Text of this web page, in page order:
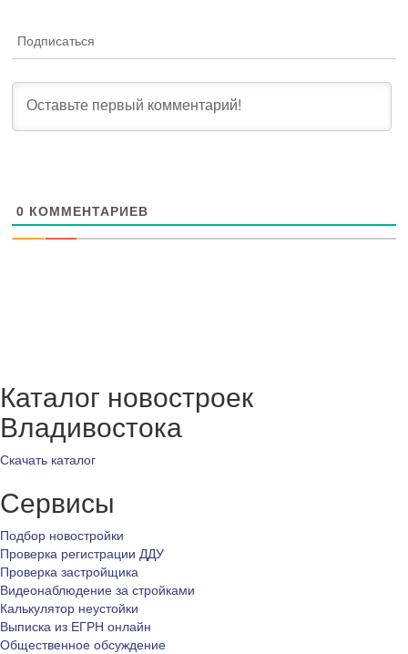
Подписаться
0 КОММЕНТАРИЕВ
Каталог новостроек
Владивостока
Скачать каталог
Сервисы
Подбор новостройки
Проверка регистрации ДДУ
Проверка застройщика
Видеонаблюдение за стройками
Калькулятор неустойки
Выписка из ЕГРН онлайн
Общественное обсуждение